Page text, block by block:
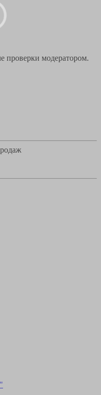
проверки модератором.